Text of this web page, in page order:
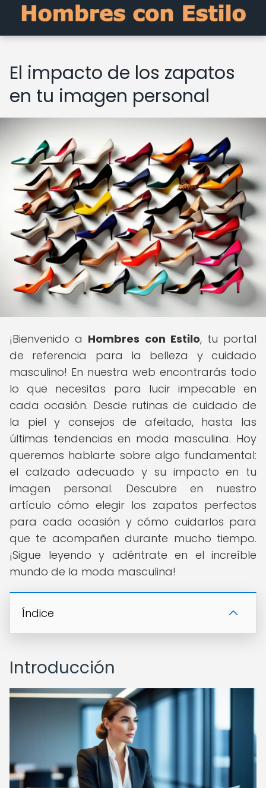
El impacto de los zapatos
en tu imagen personal
¡Bienvenido a Hombres con Estilo, tu portal
de referencia para la belleza y cuidado
masculino! En nuestra web encontrarás todo
lo que necesitas para lucir impecable en
cada ocasión. Desde rutinas de cuidado de
la piel y consejos de afeitado, hasta las
últimas tendencias en moda masculina. Hoy
queremos hablarte sobre algo fundamental:
el calzado adecuado y su impacto en tu
imagen personal. Descubre en nuestro
artículo cómo elegir los zapatos perfectos
para cada ocasión y cómo cuidarlos para
que te acompañen durante mucho tiempo.
¡Sigue leyendo y adéntrate en el increíble
mundo de la moda masculina!
Índice
Introducción